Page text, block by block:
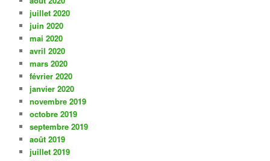
juillet 2020
juin 2020
mai 2020
avril 2020
mars 2020
février 2020
janvier 2020
novembre 2019
octobre 2019
septembre 2019
août 2019
juillet 2019